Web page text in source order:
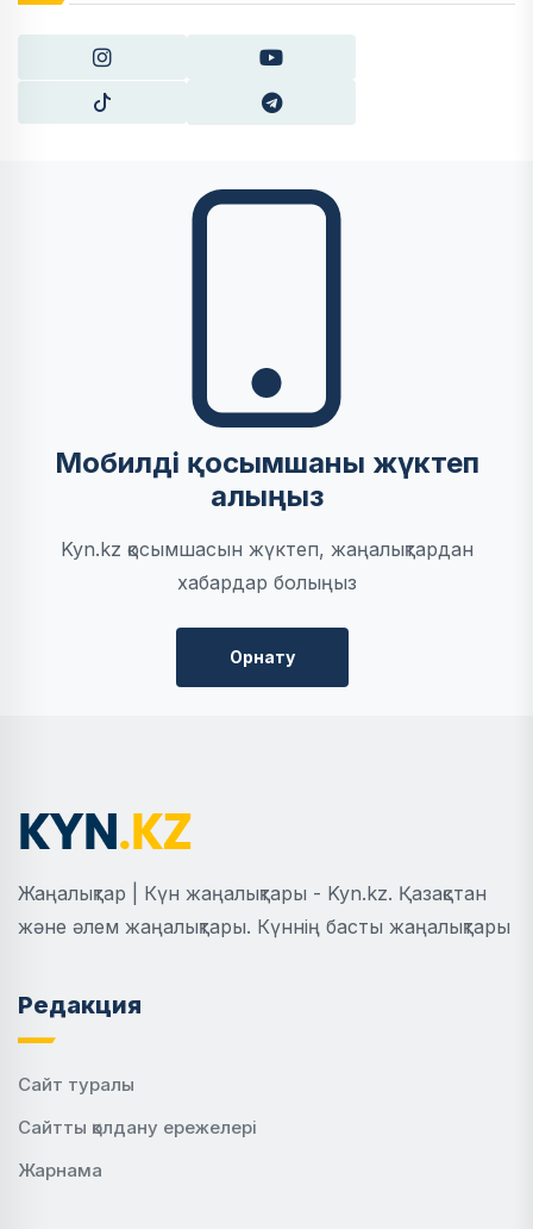
Мобилді қосымшаны жүктеп
алыңыз
Kyn.kz қосымшасын жүктеп, жаңалықтардан
хабардар болыңыз
Орнату
Жаңалықтар | Күн жаңалықтары - Kyn.kz. Қазақстан
және әлем жаңалықтары. Күннің басты жаңалықтары
Редакция
Сайт туралы
Сайтты қолдану ережелері
Жарнама